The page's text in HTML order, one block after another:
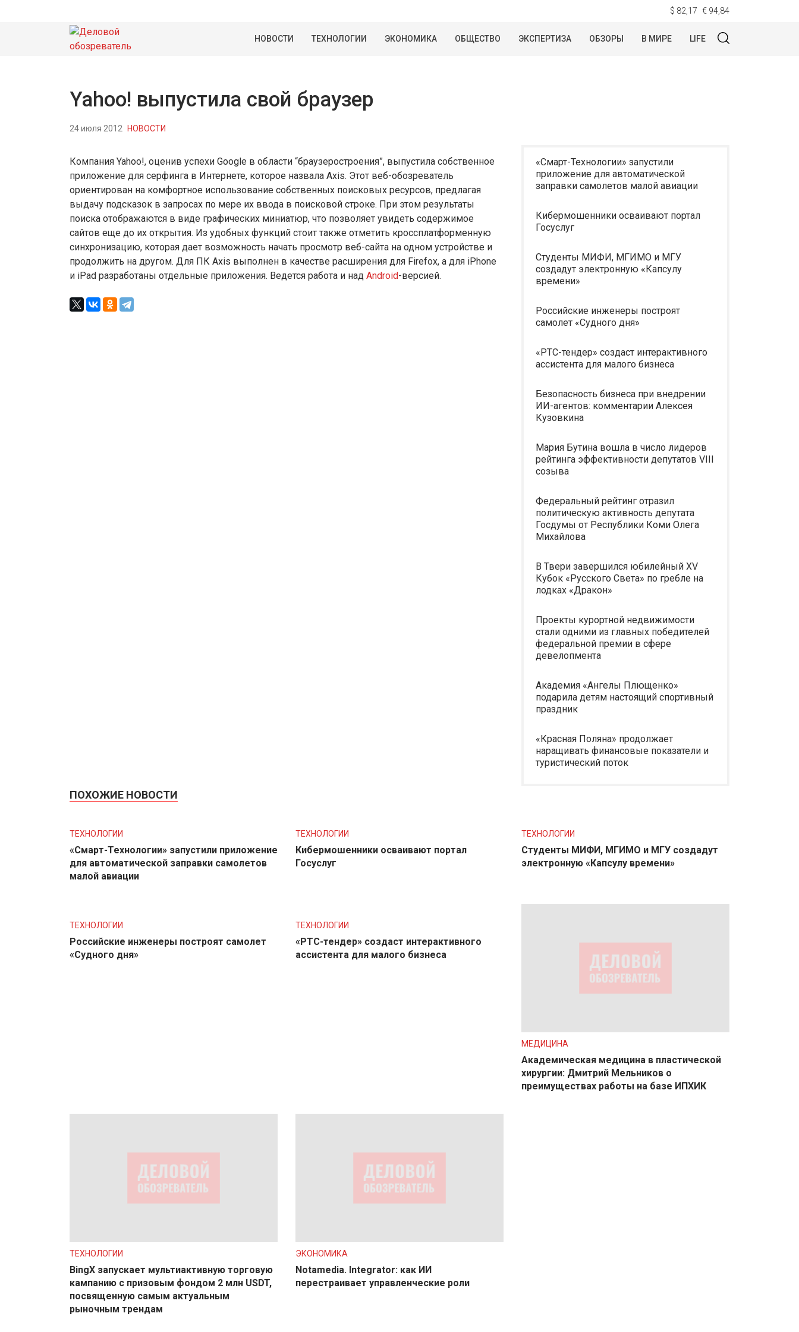
$ 82,17 € 94,84
НОВОСТИ ТЕХНОЛОГИИ ЭКОНОМИКА ОБЩЕСТВО ЭКСПЕРТИЗА ОБЗОРЫ В МИРЕ LIFE
Yahoo! выпустила свой браузер
24 июля 2012 НОВОСТИ
Компания Yahoo!, оценив успехи Google в области “браузеростроения”, выпустила собственное
приложение для серфинга в Интернете, которое назвала Axis. Этот веб-обозреватель
ориентирован на комфортное использование собственных поисковых ресурсов, предлагая
выдачу подсказок в запросах по мере их ввода в поисковой строке. При этом результаты
поиска отображаются в виде графических миниатюр, что позволяет увидеть содержимое
сайтов еще до их открытия. Из удобных функций стоит также отметить кроссплатформенную
синхронизацию, которая дает возможность начать просмотр веб-сайта на одном устройстве и
продолжить на другом. Для ПК Axis выполнен в качестве расширения для Firefox, а для iPhone
и iPad разработаны отдельные приложения. Ведется работа и над Android-версией.
«Смарт-Технологии» запустили
приложение для автоматической
заправки самолетов малой авиации
Кибермошенники осваивают портал
Госуслуг
Студенты МИФИ, МГИМО и МГУ
создадут электронную «Капсулу
времени»
Российские инженеры построят
самолет «Судного дня»
«РТС-тендер» создаст интерактивного
ассистента для малого бизнеса
Безопасность бизнеса при внедрении
ИИ-агентов: комментарии Алексея
Кузовкина
Мария Бутина вошла в число лидеров
рейтинга эффективности депутатов VIII
созыва
Федеральный рейтинг отразил
политическую активность депутата
Госдумы от Республики Коми Олега
Михайлова
В Твери завершился юбилейный XV
Кубок «Русского Света» по гребле на
лодках «Дракон»
Проекты курортной недвижимости
стали одними из главных победителей
федеральной премии в сфере
девелопмента
Академия «Ангелы Плющенко»
подарила детям настоящий спортивный
праздник
«Красная Поляна» продолжает
наращивать финансовые показатели и
туристический поток
ПОХОЖИЕ НОВОСТИ
ТЕХНОЛОГИИ
«Смарт-Технологии» запустили приложение
для автоматической заправки самолетов
малой авиации
ТЕХНОЛОГИИ
Кибермошенники осваивают портал
Госуслуг
ТЕХНОЛОГИИ
Студенты МИФИ, МГИМО и МГУ создадут
электронную «Капсулу времени»
ТЕХНОЛОГИИ
Российские инженеры построят самолет
«Судного дня»
ТЕХНОЛОГИИ
«РТС-тендер» создаст интерактивного
ассистента для малого бизнеса
МЕДИЦИНА
Академическая медицина в пластической
хирургии: Дмитрий Мельников о
преимуществах работы на базе ИПХИК
ТЕХНОЛОГИИ
BingX запускает мультиактивную торговую
кампанию с призовым фондом 2 млн USDT,
посвященную самым актуальным
рыночным трендам
ЭКОНОМИКА
Notamedia. Integrator: как ИИ
перестраивает управленческие роли